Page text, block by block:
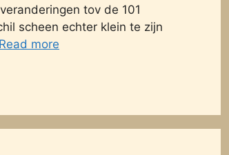
tov de 101
scheen echter klein te zijn
Read more